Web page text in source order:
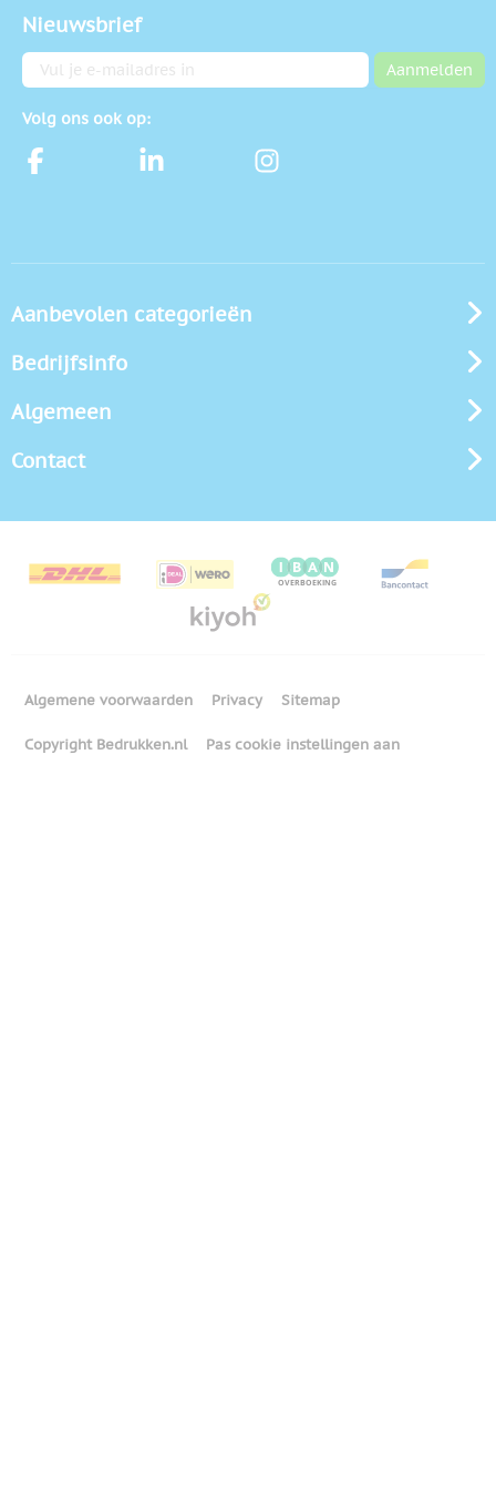
Nieuwsbrief
E-mailadres Aanmelden
Volg ons ook op:
Aanbevolen categorieën
Bedrijfsinfo
Algemeen
Contact
Algemene voorwaarden Privacy Sitemap
Copyright Bedrukken.nl Pas cookie instellingen aan